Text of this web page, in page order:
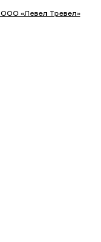
ООО «Левел Тревел»